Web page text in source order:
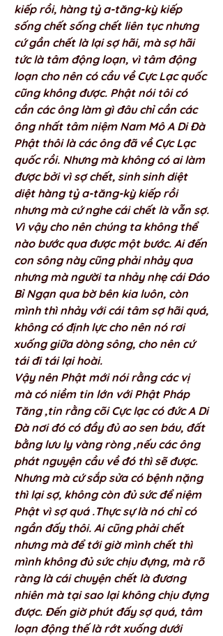
kiếp rồi, hàng tỷ a-tăng-kỳ kiếp
sống chết sống chết liên tục nhưng
cứ gần chết là lại sợ hãi, mà sợ hãi
tức là tâm động loạn, vì tâm động
loạn cho nên có cầu về Cực Lạc quốc
cũng không được. Phật nói tôi có
cần các ông làm gì đâu chỉ cần các
ông nhất tâm niệm Nam Mô A Di Đà
Phật thôi là các ông đã về Cực Lạc
quốc rồi. Nhưng mà không có ai làm
được bởi vì sợ chết, sinh sinh diệt
diệt hàng tỷ a-tăng-kỳ kiếp rồi
nhưng mà cứ nghe cái chết là vẫn sợ.
Vì vậy cho nên chúng ta không thể
nào bước qua được một bước. Ai đến
con sông này cũng phải nhảy qua
nhưng mà người ta nhảy nhẹ cái Đáo
Bỉ Ngạn qua bờ bên kia luôn, còn
mình thì nhảy với cái tâm sợ hãi quá,
không có định lực cho nên nó rơi
xuống giữa dòng sông, cho nên cứ
tái đi tái lại hoài.
Vậy nên Phật mới nói rằng các vị
mà có niềm tin lớn với Phật Pháp
Tăng ,tin rằng cõi Cực lạc có đức A Di
Đà nơi đó có đầy đủ ao sen báu, đất
bằng lưu ly vàng ròng ,nếu các ông
phát nguyện cầu về đó thì sẽ được.
Nhưng mà cứ sắp sửa có bệnh nặng
thì lại sợ, không còn đủ sức để niệm
Phật vì sợ quá .Thực sự là nó chỉ có
ngần đấy thôi. Ai cũng phải chết
nhưng mà để tới giờ mình chết thì
mình không đủ sức chịu đựng, mà rõ
ràng là cái chuyện chết là đương
nhiên mà tại sao lại không chịu đựng
được. Đến giờ phút đấy sợ quá, tâm
loạn động thế là rớt xuống dưới